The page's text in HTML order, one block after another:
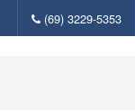
(69) 3229-5353